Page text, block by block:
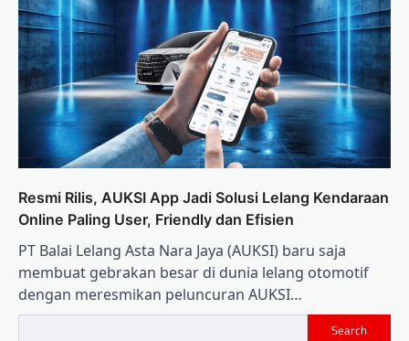
Resmi Rilis, AUKSI App Jadi Solusi Lelang Kendaraan
Online Paling User, Friendly dan Efisien
PT Balai Lelang Asta Nara Jaya (AUKSI) baru saja
membuat gebrakan besar di dunia lelang otomotif
dengan meresmikan peluncuran AUKSI…
Search